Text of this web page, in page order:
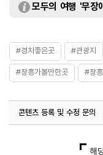
모두의 여행 '무장
#경치좋은곳 #관광지
#장흥가볼만한곳 #장
콘텐츠 등록 및 수정 문의
해